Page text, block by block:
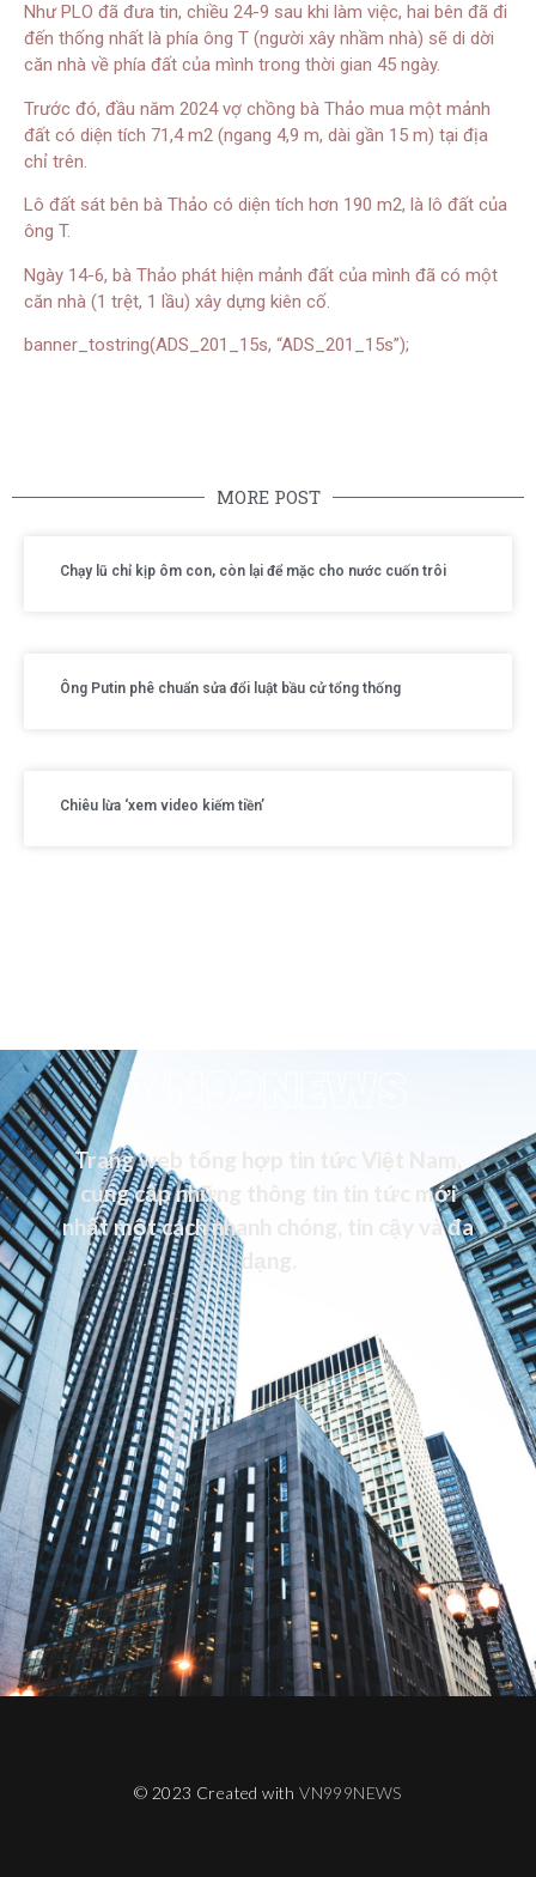
Như PLO đã đưa tin, chiều 24-9 sau khi làm việc, hai bên đã đi
đến thống nhất là phía ông T (người xây nhầm nhà) sẽ di dời
căn nhà về phía đất của mình trong thời gian 45 ngày.
Trước đó, đầu năm 2024 vợ chồng bà Thảo mua một mảnh
đất có diện tích 71,4 m2 (ngang 4,9 m, dài gần 15 m) tại địa
chỉ trên.
Lô đất sát bên bà Thảo có diện tích hơn 190 m2, là lô đất của
ông T.
Ngày 14-6, bà Thảo phát hiện mảnh đất của mình đã có một
căn nhà (1 trệt, 1 lầu) xây dựng kiên cố.
banner_tostring(ADS_201_15s, “ADS_201_15s”);
MORE POST
Chạy lũ chỉ kịp ôm con, còn lại để mặc cho nước cuốn trôi
Ông Putin phê chuẩn sửa đổi luật bầu cử tổng thống
Chiêu lừa ‘xem video kiếm tiền’
VN99NEWS
Trang web tổng hợp tin tức Việt Nam,
cung cấp những thông tin tin tức mới
nhất một cách nhanh chóng, tin cậy và đa
dạng.
© 2023 Created withVN999NEWS